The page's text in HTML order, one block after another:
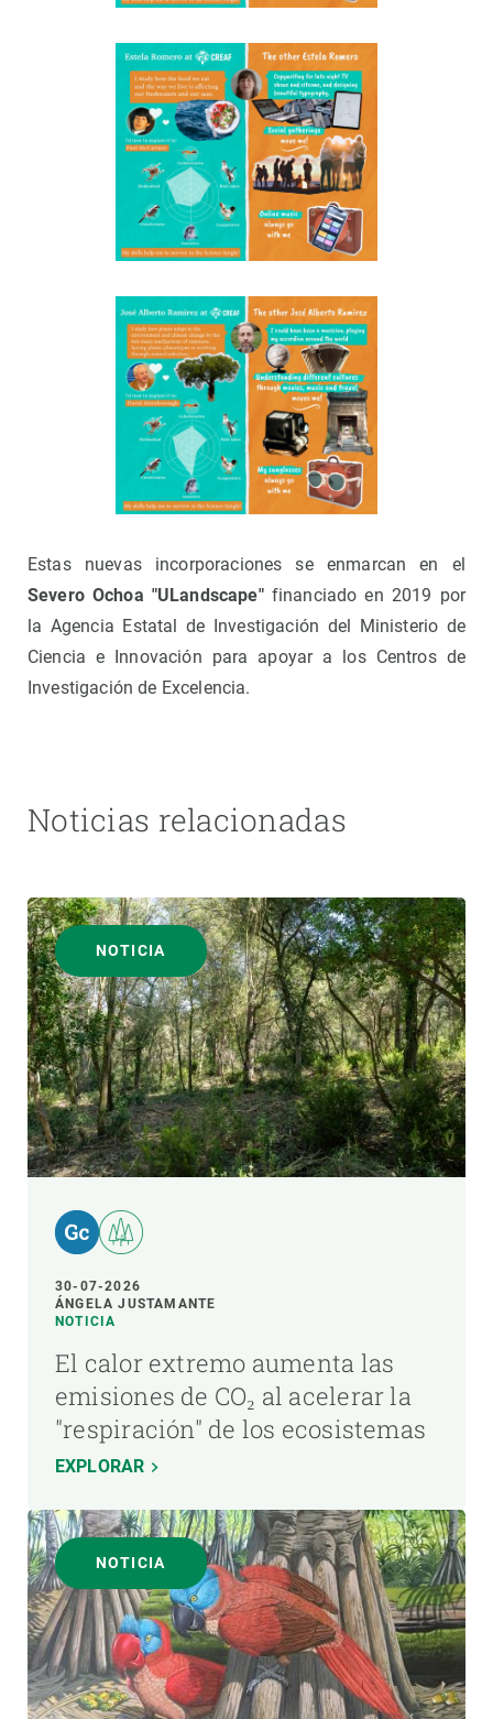
Estas nuevas incorporaciones se enmarcan en el
Severo Ochoa "ULandscape"financiado en 2019 por
la Agencia Estatal de Investigación del Ministerio de
Ciencia e Innovación para apoyar a los Centros de
Investigación de Excelencia.
Noticias relacionadas
NOTICIA
30-07-2026
ÁNGELA JUSTAMANTE
NOTICIA
El calor extremo aumenta las
emisiones de CO₂ al acelerar la
"respiración" de los ecosistemas
EXPLORAR
NOTICIA